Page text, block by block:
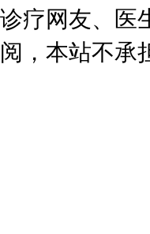
诊疗网友、医
阅，本站不承